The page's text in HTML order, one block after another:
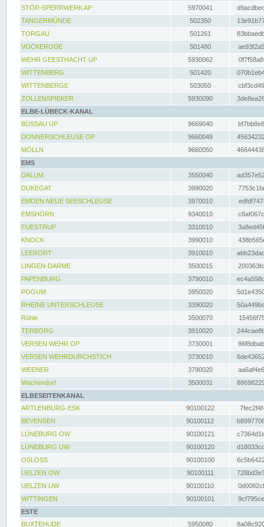
STÖR-SPERRWERK AP 5970041
TANGERMÜNDE
502350
TORGAU
501261
VOCKERODE
501480
WEHR GEESTHACHT UP
5930062
WITTENBERG
501420
WITTENBERGE
503050
ZOLLENSPIEKER
5930090
ELBE-LÜBECK-KANAL
BÜSSAU UP
9669040
DONNERSCHLEUSE OP
9660049
MÖLLN
9660050
EMS
DALUM
3550040
DUKEGAT
3990020
EMDEN NEUE SEESCHLEUSE
3970010
EMSHÖRN
9340010
FUESTRUP
3310010
KNOCK
3990010
LEERORT
3910010
LINGEN-DARME
3500015
PAPENBURG
3790010
POGUM
3950020
RHEINE UNTERSCHLEUSE
3390020
Rühle
3500070
TERBORG
3910020
VERSEN WEHR OP
3730001
VERSEN WEHRDURCHSTICH
3730010
WEENER
3790020
Wachendorf
3500031
ELBESEITENKANAL
ARTLENBURG-ESK
90100122
BEVENSEN
90100112
LÜNEBURG OW
90100121
LÜNEBURG UW
90100120
OSLOSS
90100100
UELZEN OW
90100111
UELZEN UW
90100110
WITTINGEN
90100101
ESTE
BUXTEHUDE
5950080